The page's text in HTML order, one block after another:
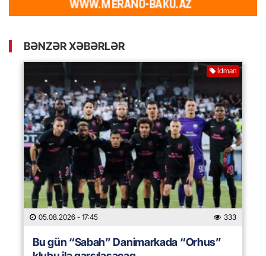
BƏNZƏR XƏBƏRLƏR
İdman
05.08.2026 - 17:45 333
Bu gün “Sabah” Danimarkada “Orhus”